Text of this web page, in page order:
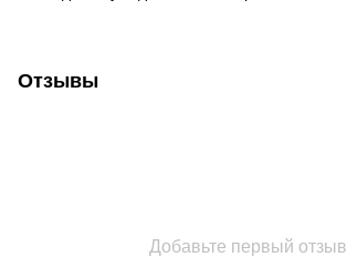
Отзывы
Добавьте первый отзыв